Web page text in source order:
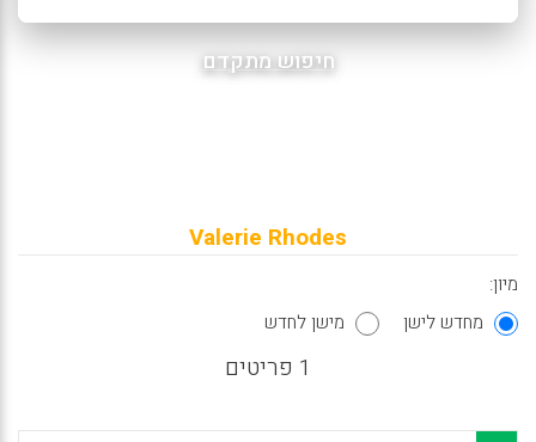
חיפוש מתקדם
Valerie Rhodes
מיון:
מחדש לישן
מישן לחדש
1 פריטים